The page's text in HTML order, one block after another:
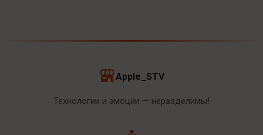
Apple_STV
Технологии и эмоции — неразделимы!